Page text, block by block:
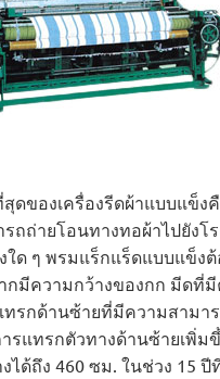
ดของเครื่องรีดผ้าแบบแข็ง
ถถ่ายโอนทางทอผ้าไปยังโ
ด ๆ พรมแร็กแร็ดแบบแข็ง
ากมีความกว้างของกก มีดที่
รกด้านซ้ายที่มีความสามา
รแทรกตัวทางด้านซ้ายเพิ่ม
ได้ถึง 460 ซม. ในช่วง 15